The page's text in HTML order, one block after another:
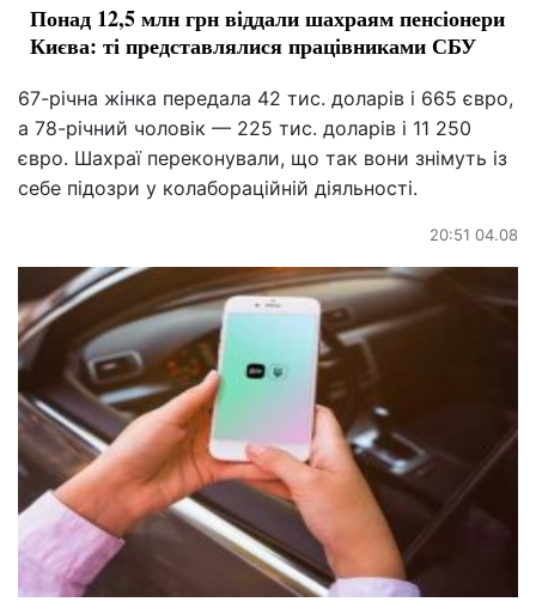
Понад 12,5 млн грн віддали шахраям пенсіонери
Києва: ті представлялися працівниками СБУ
67-річна жінка передала 42 тис. доларів і 665 євро,
а 78-річний чоловік — 225 тис. доларів і 11 250
євро. Шахраї переконували, що так вони знімуть із
себе підозри у колабораційній діяльності.
20:51 04.08